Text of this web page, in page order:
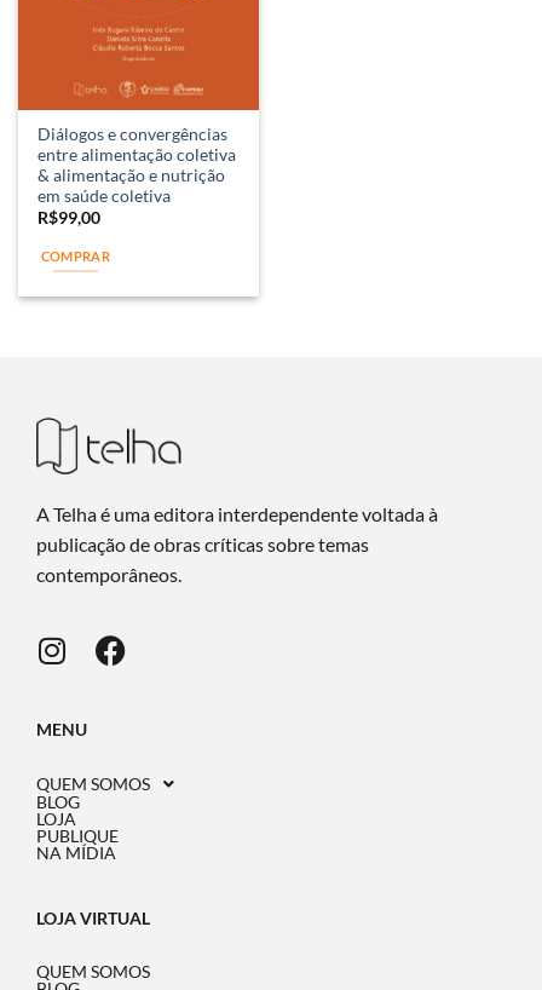
Diálogos e convergências
entre alimentação coletiva
& alimentação e nutrição
em saúde coletiva
R$99,00
COMPRAR
A Telha é uma editora interdependente voltada à
publicação de obras críticas sobre temas
contemporâneos.
MENU
QUEM SOMOS
BLOG
LOJA
PUBLIQUE
NA MÍDIA
LOJA VIRTUAL
QUEM SOMOS